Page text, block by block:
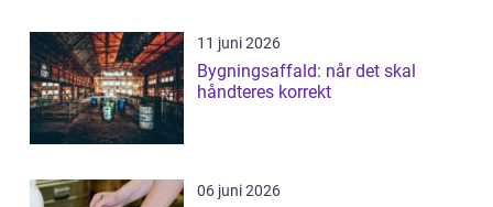
11 juni 2026
Bygningsaffald: når det skal
håndteres korrekt
06 juni 2026